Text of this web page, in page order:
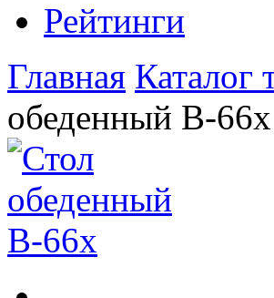
Рейтинги
Главная Каталог
обеденный B-66x